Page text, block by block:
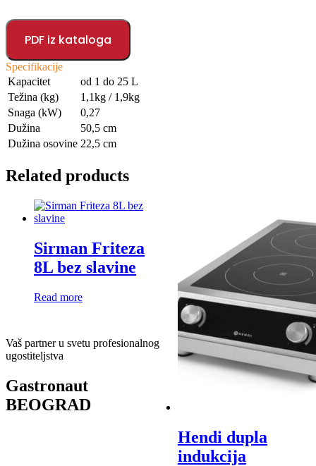
PDF iz kataloga
Specifikacije
Kapacitet
od 1 do 25 L
Težina (kg)
1,1kg / 1,9kg
Snaga (kW)
0,27
Dužina
50,5 cm
Dužina osovine 22,5 cm
Related products
Sirman Friteza
8L bez slavine
Read more
Hendi dupla
indukcija
Vaš partner u svetu profesionalnog
ugostiteljstva
Gastronaut
BEOGRAD